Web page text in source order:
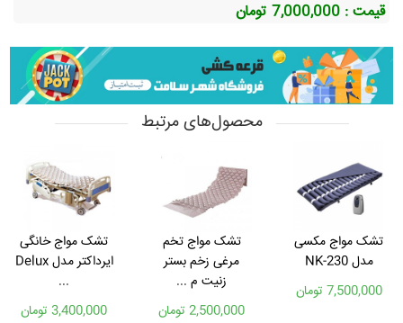
قیمت : 7,000,000 تومان
محصول‌های مرتبط
تشک مواج مکسی
مدل NK-230
7,500,000 تومان
تشک مواج تخم
مرغی زخم بستر
زنیت م ...
2,500,000 تومان
تشک مواج خانگی
ایرداکتر مدل Delux
...
3,400,000 تومان